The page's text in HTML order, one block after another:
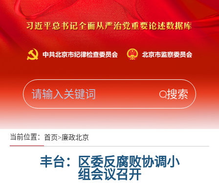
当前位置： 首页>廉政北京
丰台：区委反腐败协调小
组会议召开